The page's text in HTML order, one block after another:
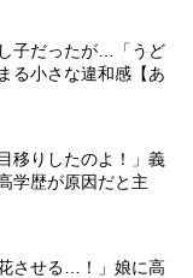
子だったが…「うど
る小さな違和感【あ
移りしたのよ！」義
学歴が原因だと主
させる…！」娘に高